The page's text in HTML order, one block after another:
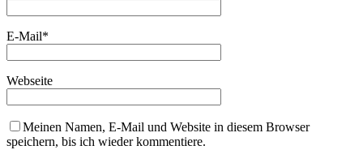
E-Mail*
Webseite
Meinen Namen, E-Mail und Website in diesem Browser
speichern, bis ich wieder kommentiere.